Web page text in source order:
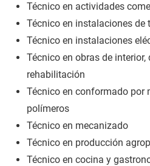
Técnico en actividades
Técnico en instalaciones de
Técnico en instalaciones
Técnico en obras de interior,
rehabilitación
Técnico en conformado por
polímeros
Técnico en mecanizado
Técnico en producción
Técnico en cocina y